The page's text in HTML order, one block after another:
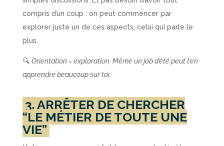
compris d’un coup : on peut commencer par
explorer juste un de ces aspects, celui qui parle le
plus.
🔍 Orientation = exploration. Même un job d’été peut t’en
apprendre beaucoup sur toi.
3. ARRÊTER DE CHERCHER
“LE MÉTIER DE TOUTE UNE
VIE”